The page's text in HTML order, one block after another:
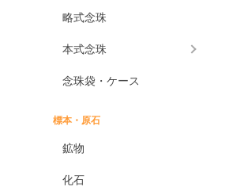
略式念珠
本式念珠
念珠袋・ケース
標本・原石
鉱物
化石